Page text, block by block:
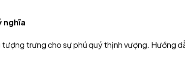
nghĩa
trưng cho sự phú quý thịnh vượng. Hướng